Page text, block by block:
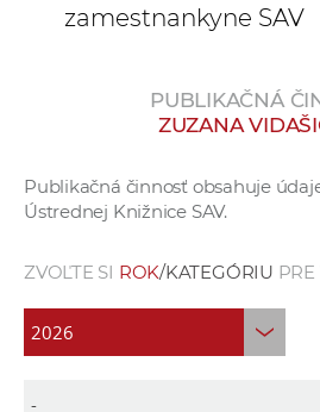
zamestnankyne SAV
PUBLIKAČNÁ
ZUZANA
Publikačná činnosť obsahuje
Ústrednej Knižnice SAV.
ZVOĽTE SI ROK/KATEGÓRIU